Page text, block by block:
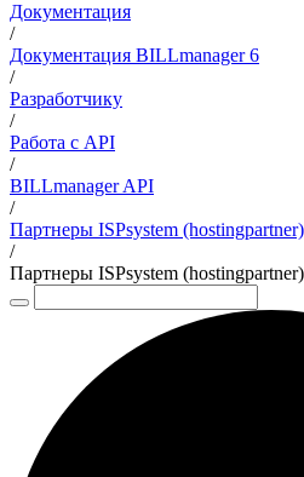
Документация
/
Документация BILLmanager 6
/
Разработчику
/
Работа с API
/
BILLmanager API
/
Партнеры ISPsystem (hostingpartner)
/
Партнеры ISPsystem (hostingpartner)